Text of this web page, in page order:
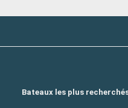
Bateaux les plus